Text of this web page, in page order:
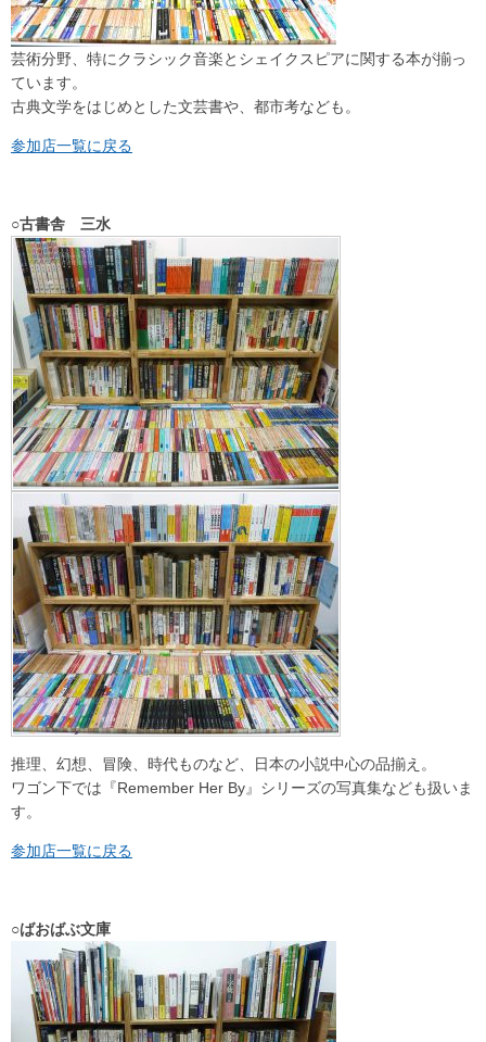
芸術分野、特にクラシック音楽とシェイクスピアに関する本が揃っ
ています。
古典文学をはじめとした文芸書や、都市考なども。
参加店一覧に戻る
○古書舎 三水
推理、幻想、冒険、時代ものなど、日本の小説中心の品揃え。
ワゴン下では『Remember Her By』シリーズの写真集なども扱いま
す。
参加店一覧に戻る
○ばおばぶ文庫